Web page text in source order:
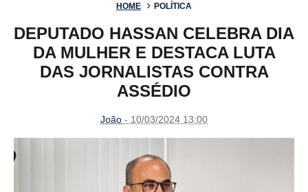
HOME POLÍTICA
DEPUTADO HASSAN CELEBRA DIA
DA MULHER E DESTACA LUTA
DAS JORNALISTAS CONTRA
ASSÉDIO
João - 10/03/2024 13:00